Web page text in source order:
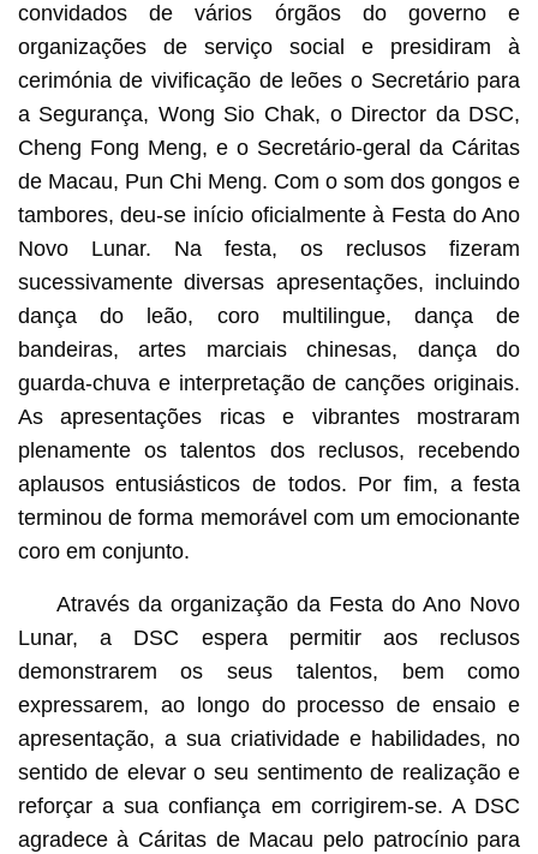
convidados de vários órgãos do governo e
organizações de serviço social e presidiram à
cerimónia de vivificação de leões o Secretário para
a Segurança, Wong Sio Chak, o Director da DSC,
Cheng Fong Meng, e o Secretário-geral da Cáritas
de Macau, Pun Chi Meng. Com o som dos gongos e
tambores, deu-se início oficialmente à Festa do Ano
Novo Lunar. Na festa, os reclusos fizeram
sucessivamente diversas apresentações, incluindo
dança do leão, coro multilingue, dança de
bandeiras, artes marciais chinesas, dança do
guarda-chuva e interpretação de canções originais.
As apresentações ricas e vibrantes mostraram
plenamente os talentos dos reclusos, recebendo
aplausos entusiásticos de todos. Por fim, a festa
terminou de forma memorável com um emocionante
coro em conjunto.
Através da organização da Festa do Ano Novo
Lunar, a DSC espera permitir aos reclusos
demonstrarem os seus talentos, bem como
expressarem, ao longo do processo de ensaio e
apresentação, a sua criatividade e habilidades, no
sentido de elevar o seu sentimento de realização e
reforçar a sua confiança em corrigirem-se. A DSC
agradece à Cáritas de Macau pelo patrocínio para